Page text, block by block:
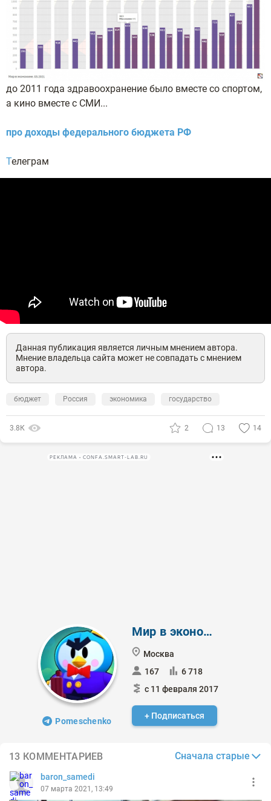
до 2011 года здравоохранение было вместе со спортом,
а кино вместе с СМИ...
про доходы федерального бюджета РФ
Телеграм
Данная публикация является личным мнением автора.
Мнение владельца сайта может не совпадать с мнением
автора.
бюджет Россия экономика государство
3.8К 2 13 14
РЕКЛАМА • CONFA.SMART-LAB.RU
Pomeschenko
Мир в экономике
Москва
167
6 718
с 11 февраля 2017
+ Подписаться
13 КОММЕНТАРИЕВ Сначала старые
baron_samedi
07 марта 2021, 13:49